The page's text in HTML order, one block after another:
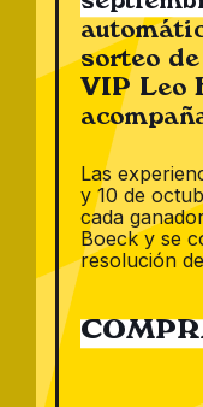
Categorías
Salchichas
Salchichas
Pulled
Salsas
No
sorteo
VIP Leo
Las
y 10 de
cada
Boeck y se
resolución